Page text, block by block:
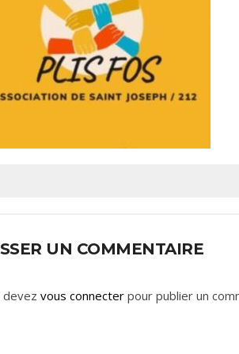
UN COMMENTAIRE
devez vous connecter pour publier un